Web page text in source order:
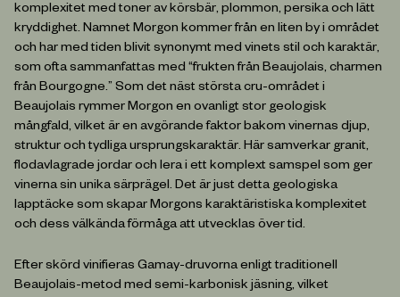
komplexitet med toner av körsbär, plommon, persika och lätt
kryddighet. Namnet Morgon kommer från en liten by i området
och har med tiden blivit synonymt med vinets stil och karaktär,
som ofta sammanfattas med “frukten från Beaujolais, charmen
från Bourgogne.” Som det näst största cru-området i
Beaujolais rymmer Morgon en ovanligt stor geologisk
mångfald, vilket är en avgörande faktor bakom vinernas djup,
struktur och tydliga ursprungskaraktär. Här samverkar granit,
flodavlagrade jordar och lera i ett komplext samspel som ger
vinerna sin unika särprägel. Det är just detta geologiska
lapptäcke som skapar Morgons karaktäristiska komplexitet
och dess välkända förmåga att utvecklas över tid.
Efter skörd vinifieras Gamay-druvorna enligt traditionell
Beaujolais-metod med semi-karbonisk jäsning, vilket